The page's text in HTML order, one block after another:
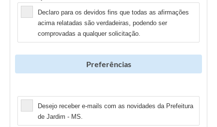
Declaro para os devidos fins que todas as afirmações
acima relatadas são verdadeiras, podendo ser
comprovadas a qualquer solicitação.
Preferências
Desejo receber e-mails com as novidades da Prefeitura
de Jardim - MS.